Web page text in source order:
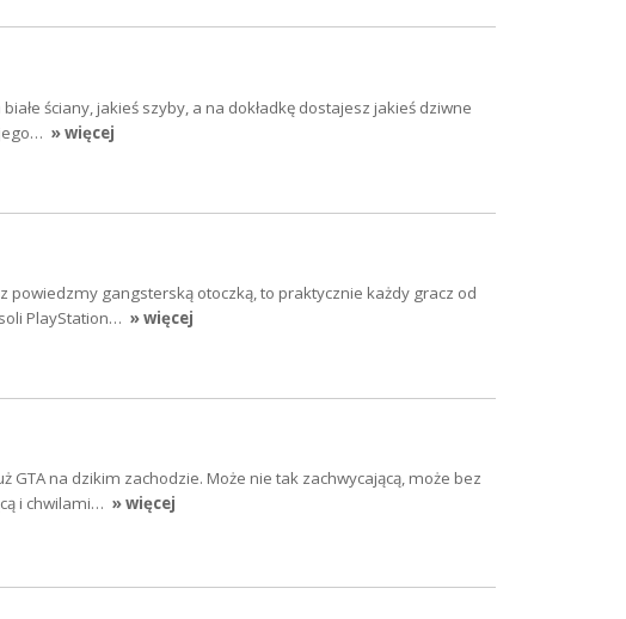
ściany, jakieś szyby, a na dokładkę dostajesz jakieś dziwne
» więcej
powiedzmy gangsterską otoczką, to praktycznie każdy gracz od
PlayStation… » więcej
GTA na dzikim zachodzie. Może nie tak zachwycającą, może bez
i chwilami… » więcej